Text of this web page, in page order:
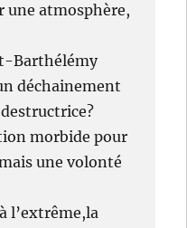
une atmosphère,
Barthélémy
déchainement
morbide pour
une volonté
l’extrême,la